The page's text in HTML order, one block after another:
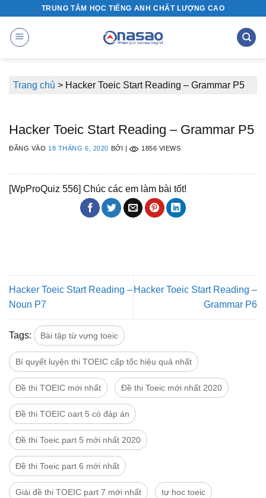
nội
TRUNG TÂM HỌC TIẾNG ANH CHẤT LƯỢNG CAO
Trang chủ > Hacker Toeic Start Reading – Grammar P5
Hacker Toeic Start Reading – Grammar P5
ĐĂNG VÀO18 THÁNG 6, 2020 BỞI 1856 VIEWS
[WpProQuiz 556] Chúc các em làm bài tốt!
Hacker Toeic Start Reading –
Noun P7
Hacker Toeic Start Reading –
Grammar P6
Tags: Bài tập từ vựng toeic
Bí quyết luyện thi TOEIC cấp tốc hiệu quả nhất
Đề thi TOEIC mới nhất Đề thi Toeic mới nhất 2020
Đề thi TOEIC oart 5 có đáp án
Đề thi Toeic part 5 mới nhất 2020
Đề thi Toeic part 6 mới nhất
Giải đề thi TOEIC part 7 mới nhất tự hoc toeic